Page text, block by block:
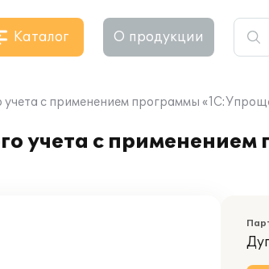
Каталог О продукции
учета с применением программы
учета с